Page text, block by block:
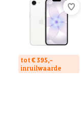
tot € 395,-
inruilwaarde
Beoordeling is 8,9 van